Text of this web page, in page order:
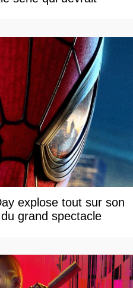
explose tout sur son
grand spectacle